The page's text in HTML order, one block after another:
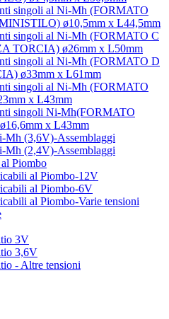
singoli al Ni-Mh (FORMATO
ø10,5mm x L44,5mm
singoli al Ni-Mh (FORMATO C
TORCIA) ø26mm x L50mm
singoli al Ni-Mh (FORMATO D
ø33mm x L61mm
singoli al Ni-Mh (FORMATO
x L43mm
singoli Ni-Mh(FORMATO
x L43mm
Mh (3,6V)-Assemblaggi
Mh (2,4V)-Assemblaggi
Piombo
al Piombo-12V
al Piombo-6V
al Piombo-Varie tensioni
3V
3,6V
- Altre tensioni